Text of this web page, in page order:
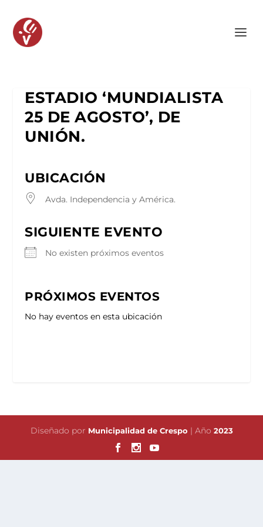
ESTADIO ‘MUNDIALISTA
25 DE AGOSTO’, DE
UNIÓN.
UBICACIÓN
Avda. Independencia y América.
SIGUIENTE EVENTO
No existen próximos eventos
PRÓXIMOS EVENTOS
No hay eventos en esta ubicación
Diseñado por Municipalidad de Crespo | Año 2023